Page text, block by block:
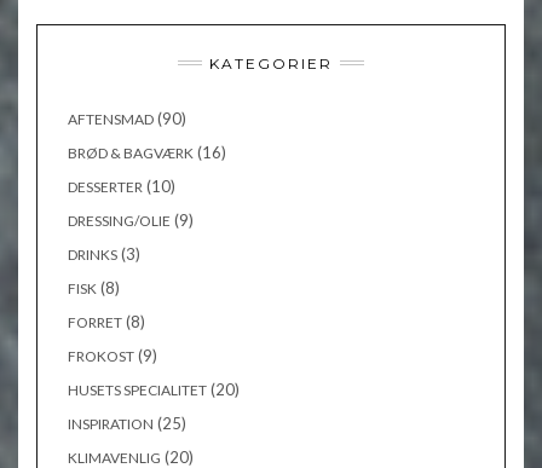
KATEGORIER
AFTENSMAD (90)
BRØD & BAGVÆRK (16)
DESSERTER (10)
DRESSING/OLIE (9)
DRINKS (3)
FISK (8)
FORRET (8)
FROKOST (9)
HUSETS SPECIALITET (20)
INSPIRATION (25)
KLIMAVENLIG (20)